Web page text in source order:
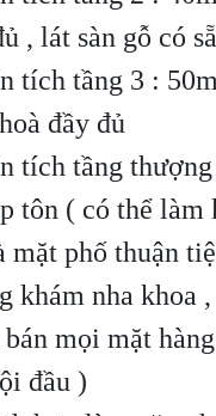
, lát sàn gỗ có
tích tầng 3 :
đầy đủ
tích tầng
tôn ( có thể làm
mặt phố thuận
khám nha khoa
mọi mặt
đầu )